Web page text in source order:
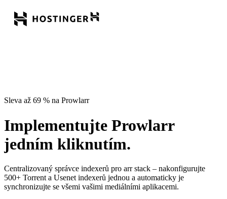
Sleva až 69 % na Prowlarr
Implementujte Prowlarr
jedním kliknutím.
Centralizovaný správce indexerů pro arr stack – nakonfigurujte
500+ Torrent a Usenet indexerů jednou a automaticky je
synchronizujte se všemi vašimi mediálními aplikacemi.